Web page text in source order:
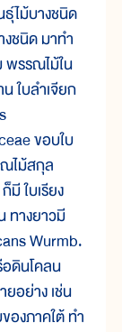
ไม้บางชนิด
งชนิด มาทำ
พรรณไม้ใน
ใบลำเจียก
ขอบใบ
ไม้สกุล
มี ใบเรียง
ทางยาวมี
Wurmb.
ดินโคลน
ยอย่าง เช่น
องภาคใต้ ทำ